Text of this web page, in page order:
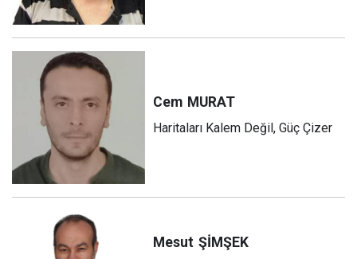
Cem MURAT
Haritaları Kalem Değil, Güç Çizer
Mesut ŞİMŞEK